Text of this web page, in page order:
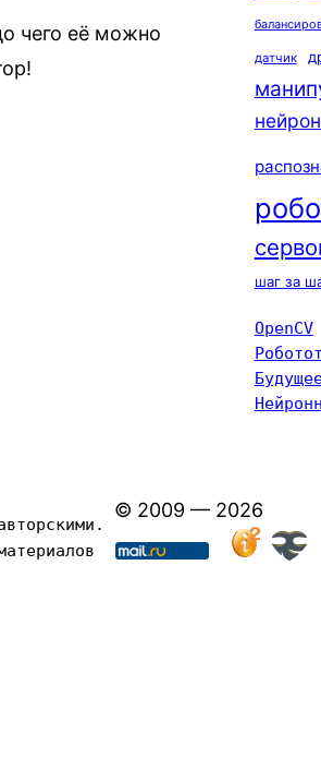
чего её можно
датчик
шаг за
OpenCV
© 2009 — 2026